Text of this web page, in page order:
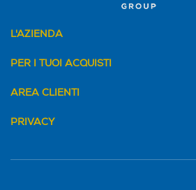
L'AZIENDA
PER I TUOI ACQUISTI
AREA CLIENTI
PRIVACY